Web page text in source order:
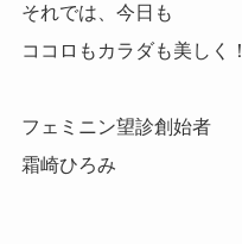
それでは、今日も
ココロもカラダも美しく！
フェミニン望診創始者
霜崎ひろみ